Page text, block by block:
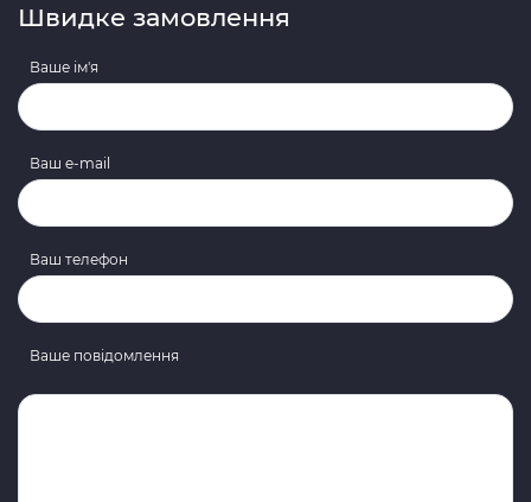
Швидке замовлення
Ваше ім'я
Ваш e-mail
Ваш телефон
Ваше повідомлення